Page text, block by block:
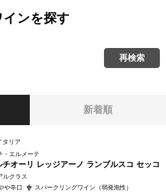
インを探す
再検索
新着順
タリア
・エルメーテ
チオーリ レッジアーノ ランブルスコ セッコ
ルクラス
や辛口
スパークリングワイン（弱発泡性）